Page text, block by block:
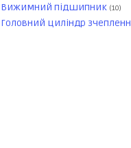
Вижимний підшипник (10)
Головний циліндр